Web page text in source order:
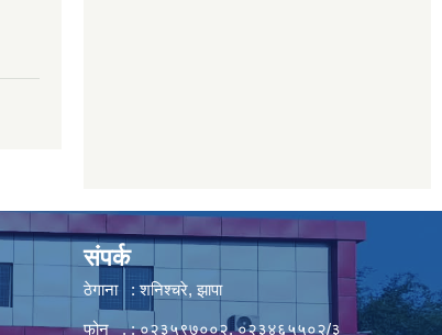
संपर्क
ठेगाना : शनिश्चरे, झापा
फोन . : ०२३५९७००२, ०२३४६५५०२/३